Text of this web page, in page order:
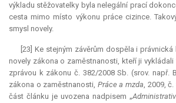
výkladu stěžovatelky byla nelegální prací
cesta mimo místo výkonu práce cizince.
smysl novely.
[23] Ke stejným závěrům dospěla i
novely zákona o zaměstnanosti, kteří ji
zprávou k zákonu č. 382/2008 Sb. (srov. např.
zákona o zaměstnanosti, Práce a mzda, 2009,
část článku je uvozena nadpisem „